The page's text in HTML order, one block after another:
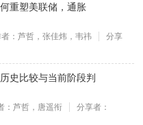
重塑美联储，通胀
者：芦哲，张佳炜，韦祎
分享
史比较与当前阶段判
：芦哲，唐遥衔
分享者：